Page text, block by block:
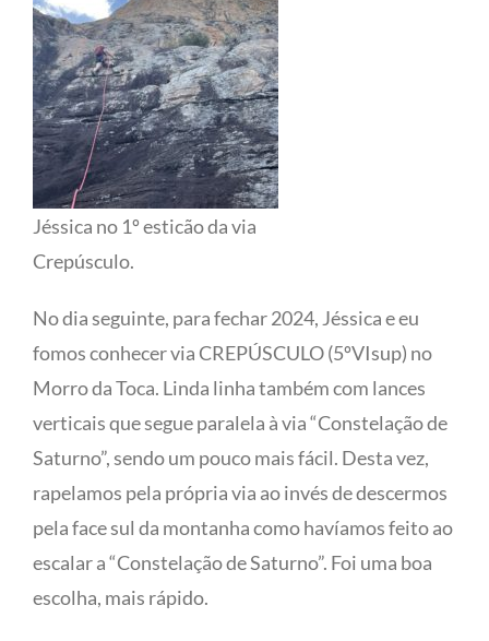
Jéssica no 1º esticão da via
Crepúsculo.
No dia seguinte, para fechar 2024, Jéssica e eu
fomos conhecer via CREPÚSCULO (5ºVIsup) no
Morro da Toca. Linda linha também com lances
verticais que segue paralela à via “Constelação de
Saturno”, sendo um pouco mais fácil. Desta vez,
rapelamos pela própria via ao invés de descermos
pela face sul da montanha como havíamos feito ao
escalar a “Constelação de Saturno”. Foi uma boa
escolha, mais rápido.